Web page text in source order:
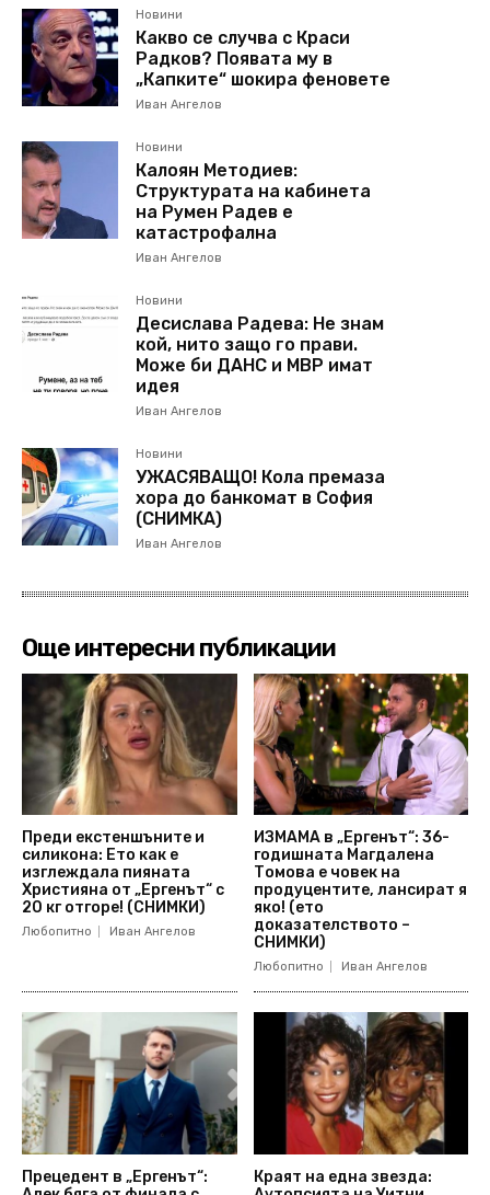
Новини
Какво се случва с Краси
Радков? Появата му в
„Капките“ шокира феновете
Иван Ангелов
Новини
Калоян Методиев:
Структурата на кабинета
на Румен Радев е
катастрофална
Иван Ангелов
Новини
Десислава Радева: Не знам
кой, нито защо го прави.
Може би ДАНС и МВР имат
идея
Иван Ангелов
Новини
УЖАСЯВАЩО! Кола премаза
хора до банкомат в София
(СНИМКА)
Иван Ангелов
Още интересни публикации
Преди екстеншъните и
силикона: Ето как е
изглеждала пияната
Християна от „Ергенът“ с
20 кг отгоре! (СНИМКИ)
Любопитно Иван Ангелов
ИЗМАМА в „Ергенът“: 36-
годишната Магдалена
Томова е човек на
продуцентите, лансират я
яко! (ето
доказателството –
СНИМКИ)
Любопитно Иван Ангелов
Прецедент в „Ергенът“:
Краят на една звезда: